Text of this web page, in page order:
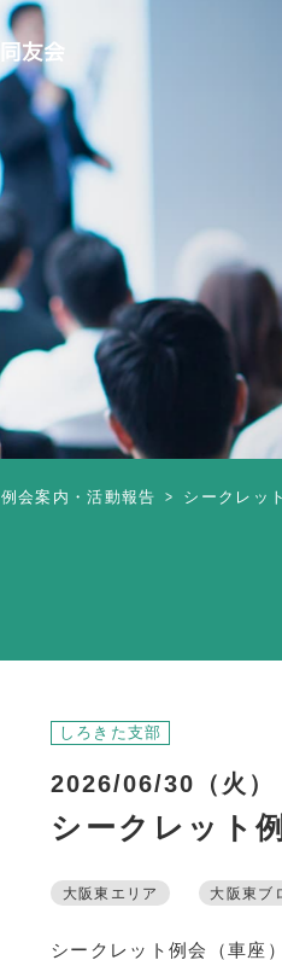
例会案内・活動報告 シークレッ
しろきた支部
2026/06/30（火）
シークレット
大阪東エリア 大阪東ブ
シークレット例会（車座